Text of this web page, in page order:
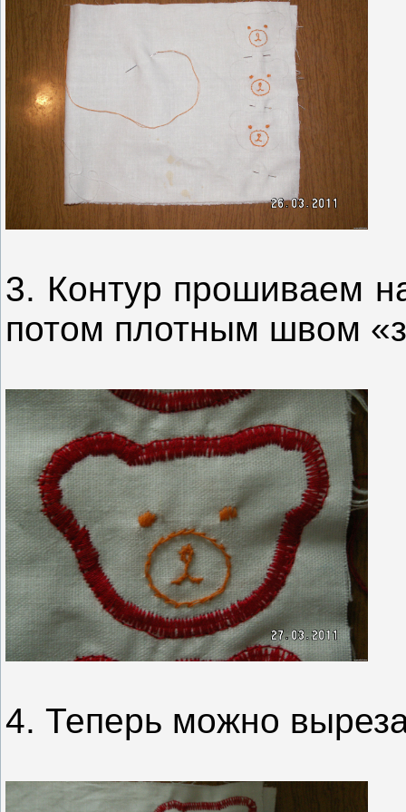
3. Контур прошиваем
потом плотным швом
4. Теперь можно